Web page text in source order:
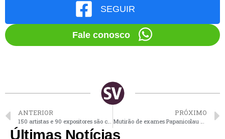
SEGUIR
Fale conosco
ANTERIOR
150 artistas e 90 expositores são confirmados para a Festa da Uva de Vinhedo
PRÓXIMO
Mutirão de exames Papanicolau acontece em Vinhedo neste sábado
Últimas Notícias